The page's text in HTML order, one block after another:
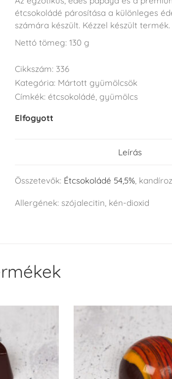
étcsokoládé párosítása a különleges
számára készült. Kézzel készült termék.
Nettó tömeg: 130 g
Cikkszám: 336
Kategória: Mártott gyümölcsök
Címkék: étcsokoládé gyümölcs
Elfogyott
Leírás
Összetevők: Étcsokoládé 54,5% ,
Allergének: szójalecitin, kén-dioxid
TOVÁBB